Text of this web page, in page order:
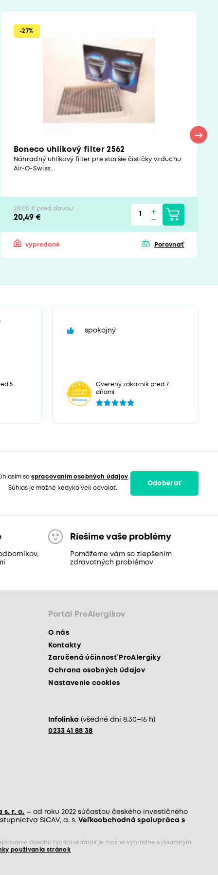
-27%
Boneco uhlíkový filter 2562
Náhradný uhlíkový filter pre staršie čističky vzduchu
Air-O-Swiss...
28,00 € pred zľavou
20,49 €
vypredané Porovnať
5
spokojný
Overený zákazník pred 7
dňami
sospracovaním osobných údajov.
Súhlas je možné kedykoľvek odvolať.
Odoberať
Riešime vaše problémy
Pomôžeme vám so zlepšením
zdravotných problémov
Portál PreAlergikov
O nás
Kontakty
Zaručená účinnosť ProAlergiky
Ochrana osobných údajov
Nastavenie cookies
Infolinka (všedné dni 8.30–16 h)
0233 41 88 38
s. r. o. – od roku 2022 súčasťou českého investičného
SICAV, a. s. Veľkoobchodná spolupráca s
obsahu týchto stránok je možné výhradne s písomným
používania stránok